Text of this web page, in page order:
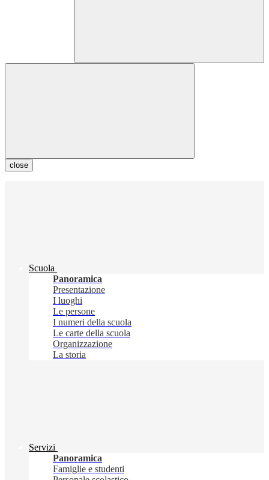
close
Scuola
Panoramica
Presentazione
I luoghi
Le persone
I numeri della scuola
Le carte della scuola
Organizzazione
La storia
Servizi
Panoramica
Famiglie e studenti